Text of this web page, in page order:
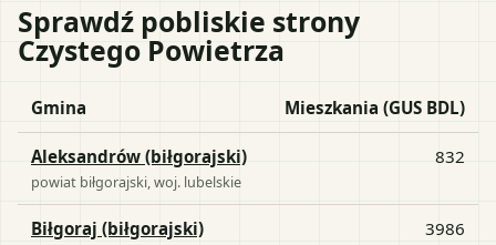
Sprawdź pobliskie strony
Czystego Powietrza
Gmina Mieszkania (GUS BDL)
Aleksandrów (biłgorajski)
powiat biłgorajski , woj. lubelskie
832
Biłgoraj (biłgorajski) 3986